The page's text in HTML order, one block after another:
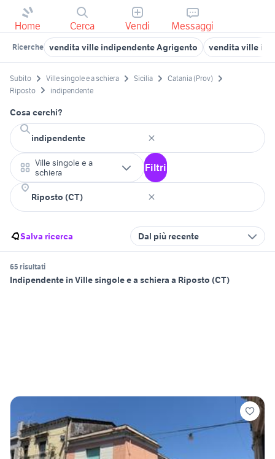
Home Cerca Vendi Messaggi
Ricerche vendita ville indipendente Agrigento vendita ville
Subito Ville singole e a schiera Sicilia
Catania (Prov)
Riposto
indipendente
Cosa cerchi?
Ville singole e a
schiera
Filtri
Salva ricerca Dal più recente
65 risultati
Indipendente in Ville singole e a schiera a Riposto (CT)